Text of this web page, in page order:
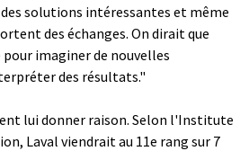
solutions intéressantes et même
des échanges. On dirait que
imaginer de nouvelles
des résultats."
lui donner raison. Selon l'Institute
Laval viendrait au 11e rang sur 7